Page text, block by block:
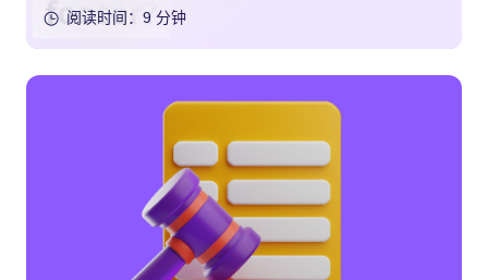
阅读时间：9 分钟